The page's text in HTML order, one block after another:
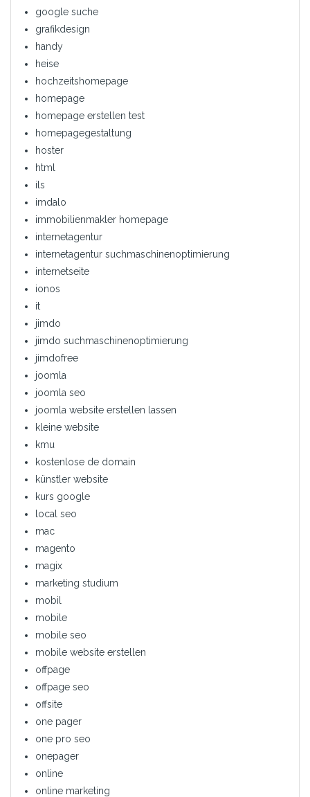
google suche
grafikdesign
handy
heise
hochzeitshomepage
homepage
homepage erstellen test
homepagegestaltung
hoster
html
ils
imdalo
immobilienmakler homepage
internetagentur
internetagentur suchmaschinenoptimierung
internetseite
ionos
it
jimdo
jimdo suchmaschinenoptimierung
jimdofree
joomla
joomla seo
joomla website erstellen lassen
kleine website
kmu
kostenlose de domain
künstler website
kurs google
local seo
mac
magento
magix
marketing studium
mobil
mobile
mobile seo
mobile website erstellen
offpage
offpage seo
offsite
one pager
one pro seo
onepager
online
online marketing